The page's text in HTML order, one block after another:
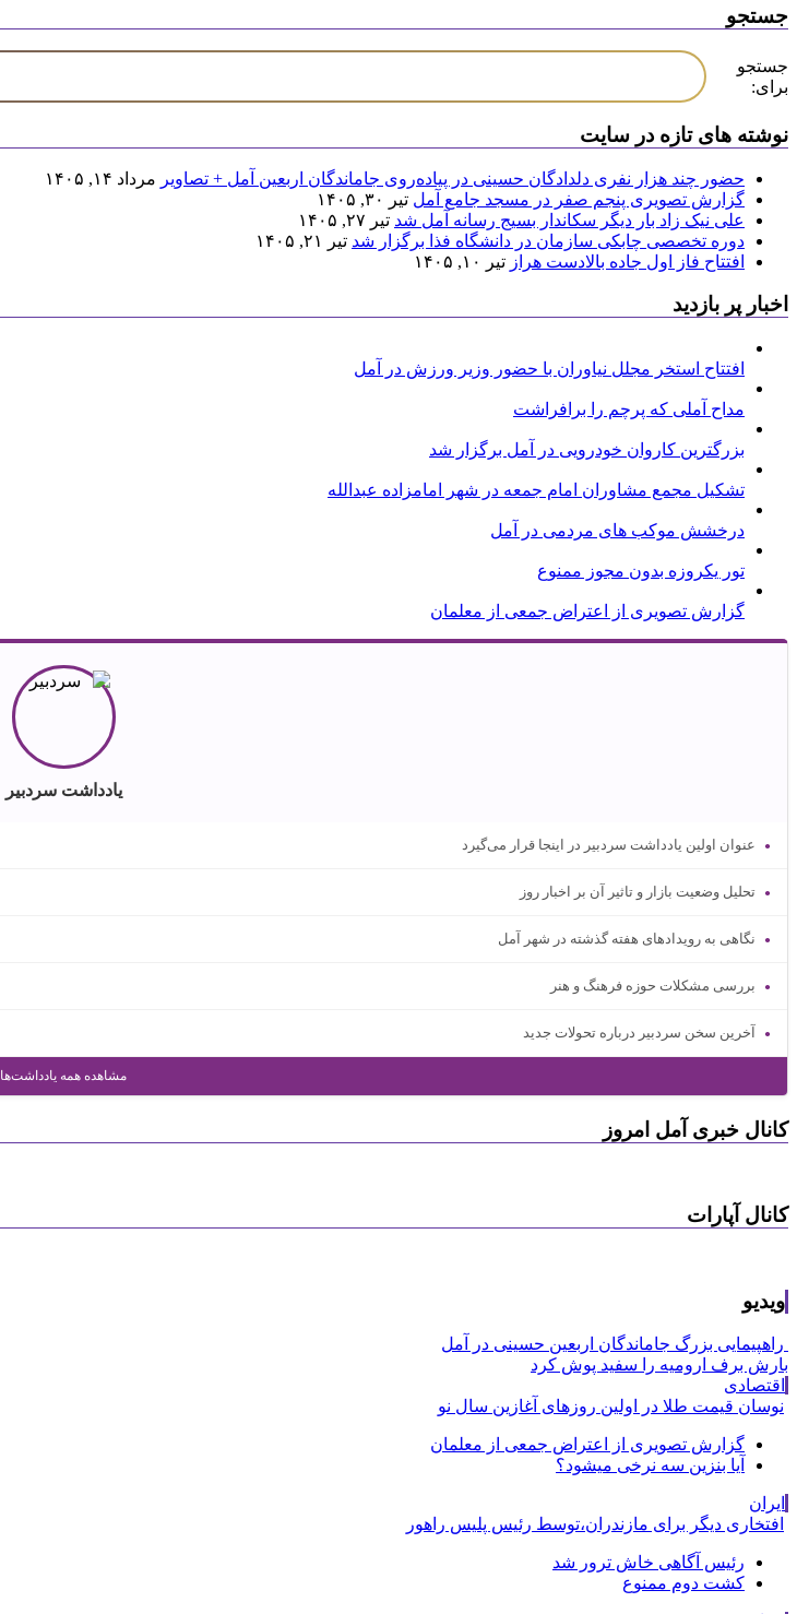
جستجو
جستجو
برای:
نوشته های تازه در سایت
حضور چند هزار نفری دلدادگان حسینی در پیاده‌روی جاماندگان اربعین آمل + تصاویر مرداد ۱۴, ۱۴۰۵
گزارش تصویری پنجم صفر در مسجد جامع آمل تیر ۳۰, ۱۴۰۵
علی نیک زاد بار دیگر سکاندار بسیج رسانه آمل شد تیر ۲۷, ۱۴۰۵
دوره تخصصی چابکی سازمان در دانشگاه فذا برگزار شد تیر ۲۱, ۱۴۰۵
افتتاح فاز اول جاده بالادست هراز تیر ۱۰, ۱۴۰۵
اخبار پر بازدید
افتتاح استخر مجلل نیاوران با حضور وزیر ورزش در آمل
مداح آملی که پرچم را برافراشت
بزرگترین کاروان خودرویی در آمل برگزار شد
تشکیل مجمع مشاوران امام جمعه در شهر امامزاده عبدالله
درخشش موکب های مردمی در آمل
تور یکروزه بدون مجوز ممنوع
گزارش تصویری از اعتراض جمعی از معلمان
یادداشت سردبیر
عنوان اولین یادداشت سردبیر در اینجا قرار می‌گیرد
تحلیل وضعیت بازار و تاثیر آن بر اخبار روز
نگاهی به رویدادهای هفته گذشته در شهر آمل
بررسی مشکلات حوزه فرهنگ و هنر
آخرین سخن سردبیر درباره تحولات جدید
مشاهده همه یادداشت‌ها
کانال خبری آمل امروز
کانال آپارات
ویدیو
راهپیمایی بزرگ جاماندگان اربعین حسینی در آمل
بارش برف ارومیه را سفید پوش کرد
اقتصادی
نوسان قیمت طلا در اولین روزهای آغازین سال نو
گزارش تصویری از اعتراض جمعی از معلمان
آیا بنزین سه نرخی میشود؟
ایران
افتخاری دیگر برای مازندران،توسط رئیس پلیس راهور
رئیس آگاهی خاش ترور شد
کشت دوم ممنوع